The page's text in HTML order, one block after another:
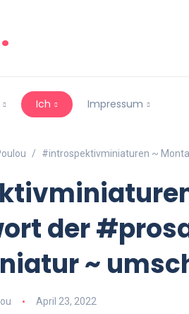
.
Ich Impressum
#introspektivminiaturen ~
der
~
April 23, 2022